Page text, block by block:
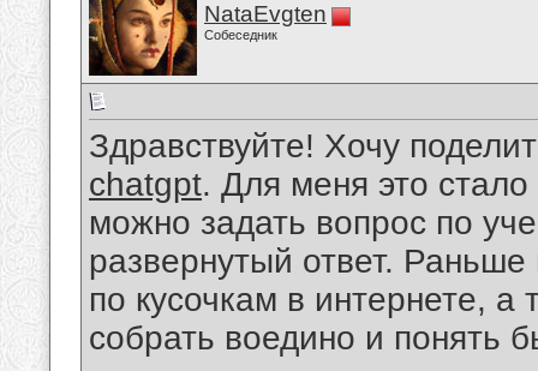
NataEvgten
Собеседник
Здравствуйте! Хочу
chatgpt. Для меня это
можно задать вопрос по
развернутый ответ.
по кусочкам в интернете, а
собрать воедино и понять